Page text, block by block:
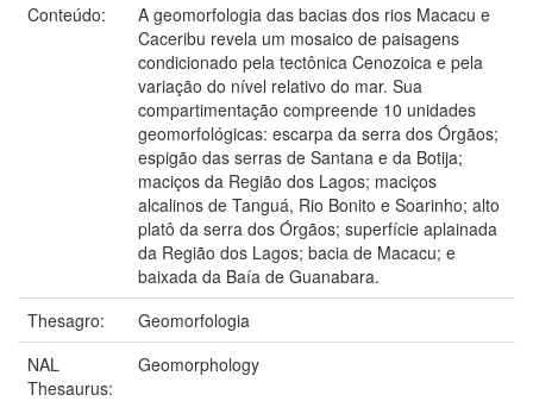
Conteúdo:
A geomorfologia das bacias dos rios Macacu e
Caceribu revela um mosaico de paisagens
condicionado pela tectônica Cenozoica e pela
variação do nível relativo do mar. Sua
compartimentação compreende 10 unidades
geomorfológicas: escarpa da serra dos Órgãos;
espigão das serras de Santana e da Botija;
maciços da Região dos Lagos; maciços
alcalinos de Tanguá, Rio Bonito e Soarinho; alto
platô da serra dos Órgãos; superfície aplainada
da Região dos Lagos; bacia de Macacu; e
baixada da Baía de Guanabara.
Thesagro:
Geomorfologia
NAL
Thesaurus:
Geomorphology